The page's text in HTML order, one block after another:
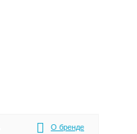
О бренде